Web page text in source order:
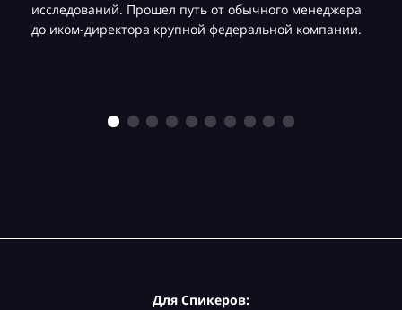
исследований. Прошел путь от обычного менеджера
до иком-директора крупной федеральной компании.
Для Спикеров: